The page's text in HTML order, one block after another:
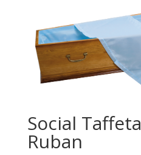
Social
Ruban